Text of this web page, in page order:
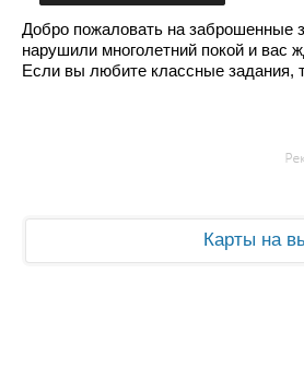
Добро пожаловать на заброшенные
нарушили многолетний покой и вас
Если вы любите классные задания,
Карты на